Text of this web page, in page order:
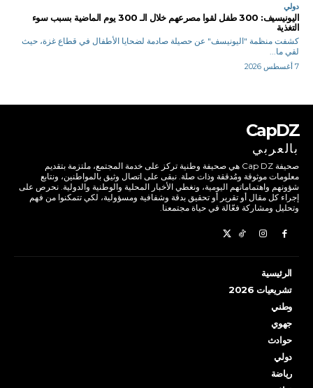
دولي
اليونيسيف: 300 طفل لقوا مصرعهم خلال الـ 300 يوم الماضية بسبب سوء
التغذية
كشفت منظمة "اليونيسف" عن حصيلة صادمة لضحايا الأطفال في قطاع غزة، حيث
لقي ما...
7 أغسطس 2026
CapDZ
بالعربي
صحيفة Cap DZ هي صحيفة وطنية تركز على خدمة المجتمع، ملتزمة بتقديم
معلومات موثوقة ومُدققة وذات صلة. نبقى على اتصال وثيق بالمواطنين، ونتابع
شؤونهم واهتماماتهم اليومية، ونغطي الأخبار المحلية والوطنية والدولية. نحرص على
إجراء كل مقال أو تقرير أو تحقيق بدقة وشفافية ومسؤولية، لكي تتمكنوا من فهم
وتحليل ومشاركة فعّالة في حياة مجتمعنا.
الرئيسية
تشريعيات 2026
وطني
جهوي
حوادث
دولي
رياضة